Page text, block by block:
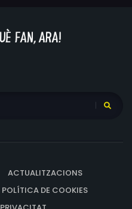
ACTUALITZACIONS
POLÍTICA DE COOKIES